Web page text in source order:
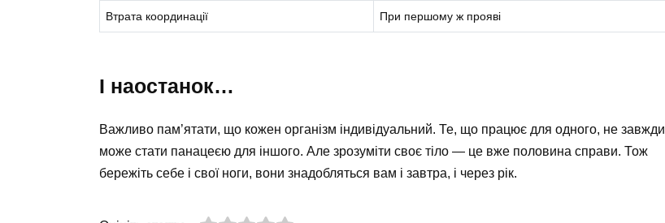
Втрата координації При першому ж прояві
І наостанок…
Важливо пам’ятати, що кожен організм індивідуальний. Те, що працює для одного, не завжди
може стати панацеєю для іншого. Але зрозуміти своє тіло — це вже половина справи. Тож
бережіть себе і свої ноги, вони знадобляться вам і завтра, і через рік.